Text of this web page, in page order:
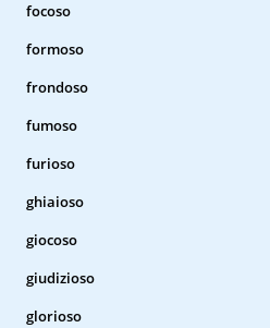
focoso
formoso
frondoso
fumoso
furioso
ghiaioso
giocoso
giudizioso
glorioso